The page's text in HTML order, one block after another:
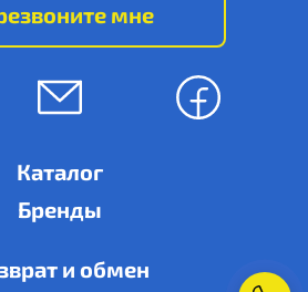
мне
Каталог
Бренды
и обмен